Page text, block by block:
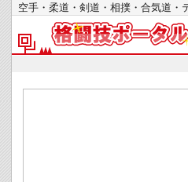
空手・柔道・剣道・相撲・合気